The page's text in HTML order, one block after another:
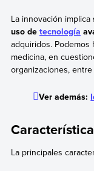
La innovación implica
uso de tecnología
adquiridos.
medicina, en
organizaciones,
Ver además:
La principales